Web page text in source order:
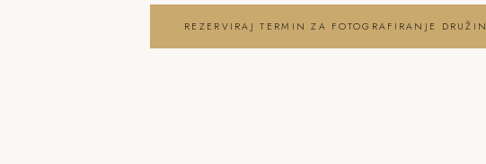
REZERVIRAJ TERMIN ZA FOTOGRAFIRANJE DRUŽIN